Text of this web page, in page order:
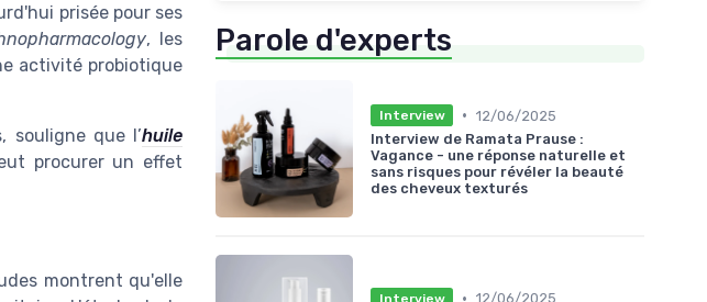
prisée pour ses
, les
activité probiotique
souligne que l’huile
procurer un effet
montrent qu'elle
Parole d'experts
Interview • 12/06/2025
Interview de Ramata Prause :
Vagance - une réponse naturelle et
sans risques pour révéler la beauté
des cheveux texturés
Interview
12/06/2025